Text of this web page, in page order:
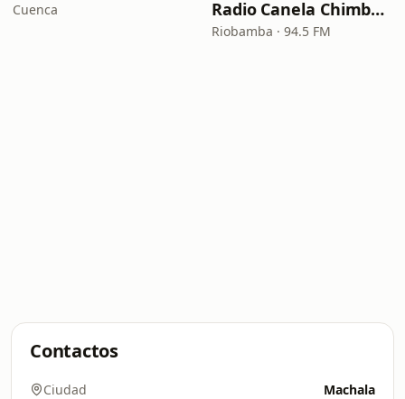
Cuenca Radio Canela Chimborazo
Riobamba · 94.5 FM
Contactos
Ciudad Machala